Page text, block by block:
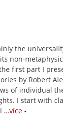
the
non-
first part I
by Robert
of individual
I start with
…více